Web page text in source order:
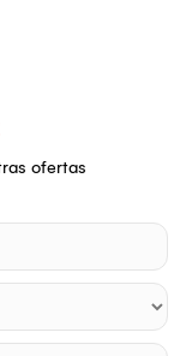
ofertas